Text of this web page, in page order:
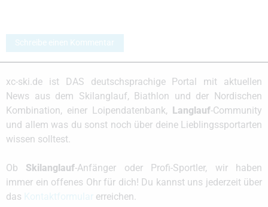
Schreibe einen Kommentar
xc-ski.de ist DAS deutschsprachige Portal mit aktuellen
News aus dem Skilanglauf, Biathlon und der Nordischen
Kombination, einer Loipendatenbank,
Langlauf-Community
und allem was du sonst noch über deine Lieblingssportarten
wissen solltest.
Ob Skilanglauf-Anfänger oder Profi-Sportler, wir haben
immer ein offenes Ohr für dich! Du kannst uns jederzeit über
das
erreichen.